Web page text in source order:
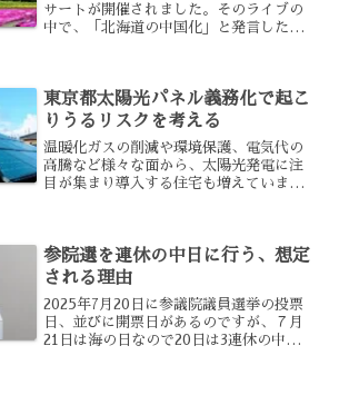
サートが開催されました。そのライブの
中で、「北海道の中国化」と発言したこ
というのが一体何なのか...
東京都太陽光パネル義務化で起こ
りうるリスクを考える
温暖化ガスの削減や環境保護、電気代の
高騰など様々な面から、太陽光発電に注
目が集まり導入する住宅も増えていま
性もあるのです。どのような...
参院選を連休の中日に行う、想定
される理由
2025年7月20日に参議院議員選挙の投票
日、並びに開票日があるのですが、７月
21日は海の日なので20日は3連休の中日